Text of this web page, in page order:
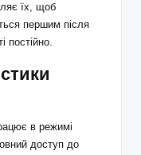
їх, щоб
першим після
постійно.
в режимі
доступ до